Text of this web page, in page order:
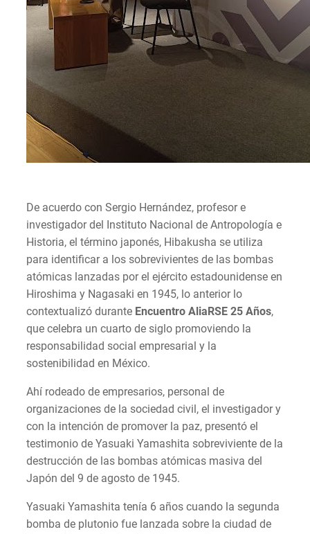
De acuerdo con Sergio Hernández, profesor e
investigador del Instituto Nacional de Antropología e
Historia, el término japonés, Hibakusha se utiliza
para identificar a los sobrevivientes de las bombas
atómicas lanzadas por el ejército estadounidense en
Hiroshima y Nagasaki en 1945, lo anterior lo
contextualizó durante Encuentro AliaRSE 25 Años,
que celebra un cuarto de siglo promoviendo la
responsabilidad social empresarial y la
sostenibilidad en México.
Ahí rodeado de empresarios, personal de
organizaciones de la sociedad civil, el investigador y
con la intención de promover la paz, presentó el
testimonio de Yasuaki Yamashita sobreviviente de la
destrucción de las bombas atómicas masiva del
Japón del 9 de agosto de 1945.
Yasuaki Yamashita tenía 6 años cuando la segunda
bomba de plutonio fue lanzada sobre la ciudad de